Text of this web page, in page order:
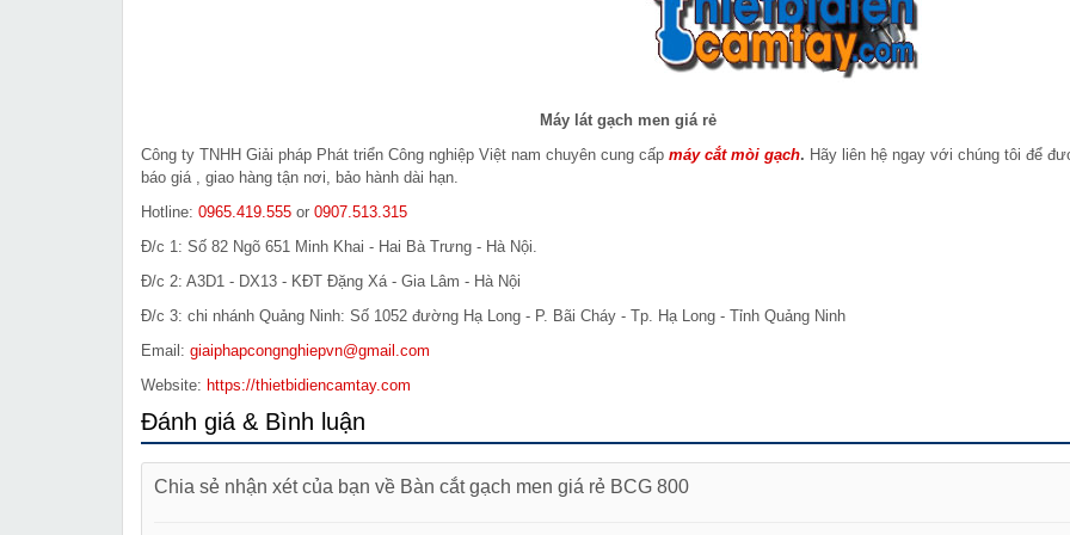
Máy lát gạch men giá rẻ
Công ty TNHH Giải pháp Phát triển Công nghiệp Việt nam chuyên cung cấp máy cắt mòi gạch. Hãy liên hệ ngay với chúng tôi để
báo giá , giao hàng tận nơi, bảo hành dài hạn.
Hotline: 0965.419.555 or 0907.513.315
Đ/c 1: Số 82 Ngõ 651 Minh Khai - Hai Bà Trưng - Hà Nội.
Đ/c 2: A3D1 - DX13 - KĐT Đặng Xá - Gia Lâm - Hà Nội
Đ/c 3: chi nhánh Quảng Ninh: Số 1052 đường Hạ Long - P. Bãi Cháy - Tp. Hạ Long - Tỉnh Quảng Ninh
Email: giaiphapcongnghiepvn@gmail.com
Website: https://thietbidiencamtay.com
Đánh giá & Bình luận
Chia sẻ nhận xét của bạn về Bàn cắt gạch men giá rẻ BCG 800